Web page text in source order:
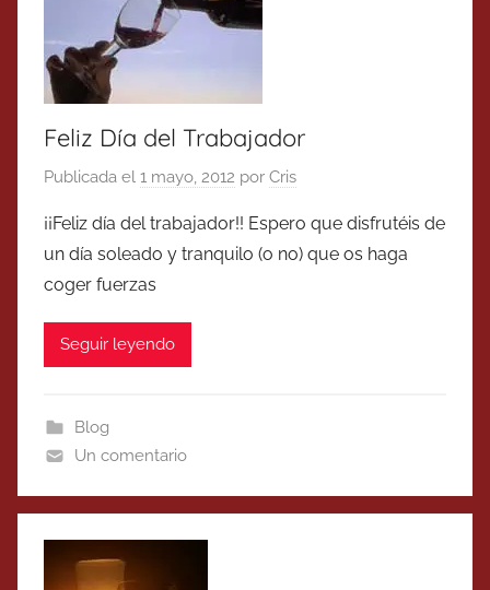
Feliz Día del Trabajador
Publicada el 1 mayo, 2012 por Cris
¡¡Feliz día del trabajador!! Espero que disfrutéis de
un día soleado y tranquilo (o no) que os haga
coger fuerzas
Seguir leyendo
Blog
Un comentario